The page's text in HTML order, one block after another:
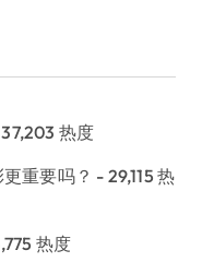
热度
重要吗？ - 29,115 热
热度